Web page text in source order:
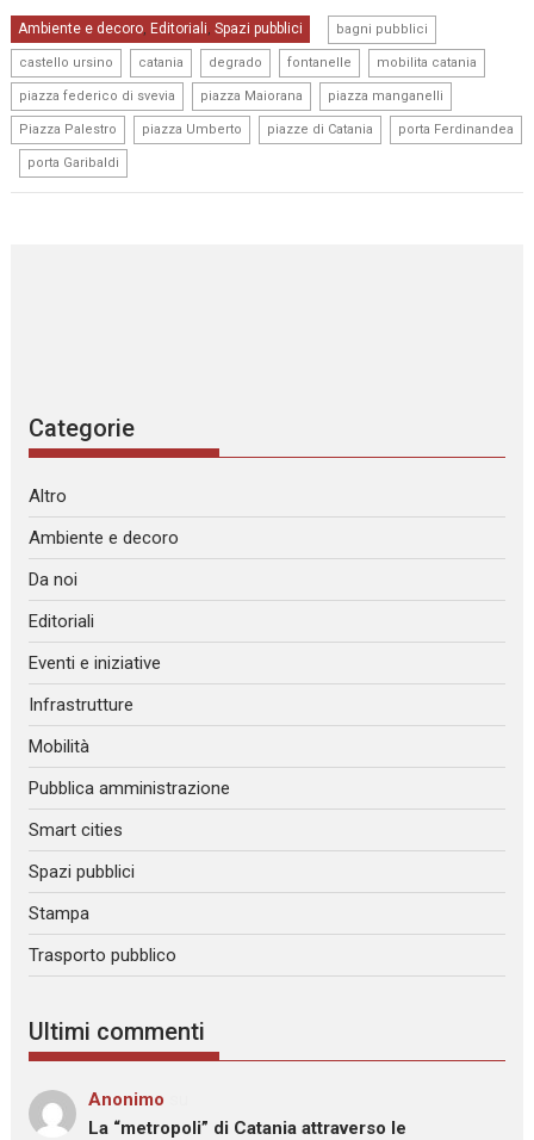
Ambiente e decoro, Editoriali,Spazi pubblici bagni pubblici
castello ursino catania degrado fontanelle mobilita catania
piazza federico di svevia piazza Maiorana piazza manganelli
Piazza Palestro piazza Umberto piazze di Catania porta Ferdinandea
porta Garibaldi
Categorie
Altro
Ambiente e decoro
Da noi
Editoriali
Eventi e iniziative
Infrastrutture
Mobilità
Pubblica amministrazione
Smart cities
Spazi pubblici
Stampa
Trasporto pubblico
Ultimi commenti
Anonimo
La “metropoli” di Catania attraverso le